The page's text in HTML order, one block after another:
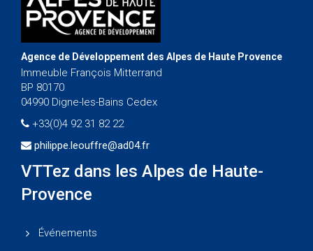
Agence de Développement des Alpes de Haute Provence
Immeuble François Mitterrand
BP 80170
04990 Digne-les-Bains Cedex
+33(0)4 92 31 82 22
philippe.leouffre@ad04.fr
VTTez dans les Alpes de Haute-
Provence
Événements